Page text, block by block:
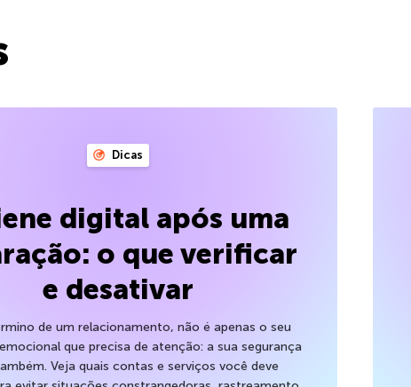
Dicas
digital após uma
o que verificar
e desativar
de um relacionamento, não é apenas o seu
que precisa de atenção: a sua segurança
Veja quais contas e serviços você deve